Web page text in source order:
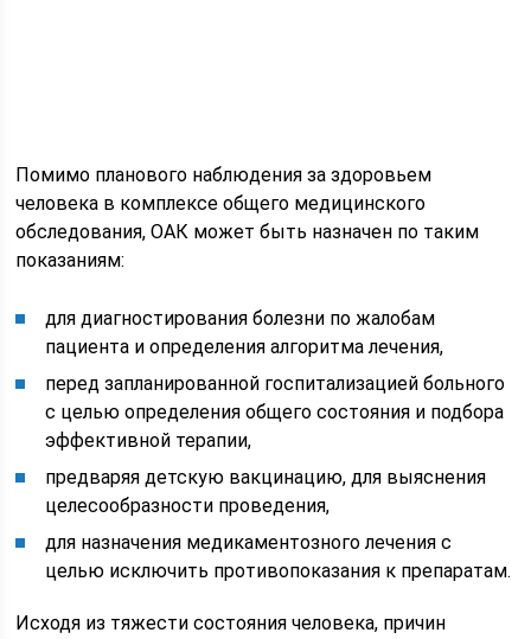
Помимо планового наблюдения за здоровьем
человека в комплексе общего медицинского
обследования, ОАК может быть назначен по таким
показаниям:
для диагностирования болезни по жалобам
пациента и определения алгоритма лечения,
перед запланированной госпитализацией больного
с целью определения общего состояния и подбора
эффективной терапии,
предваряя детскую вакцинацию, для выяснения
целесообразности проведения,
для назначения медикаментозного лечения с
целью исключить противопоказания к препаратам.
Исходя из тяжести состояния человека, причин